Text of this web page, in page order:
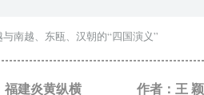
与南越、东瓯、汉朝的“四国演义”
福建炎黄纵横 作者：王 颖